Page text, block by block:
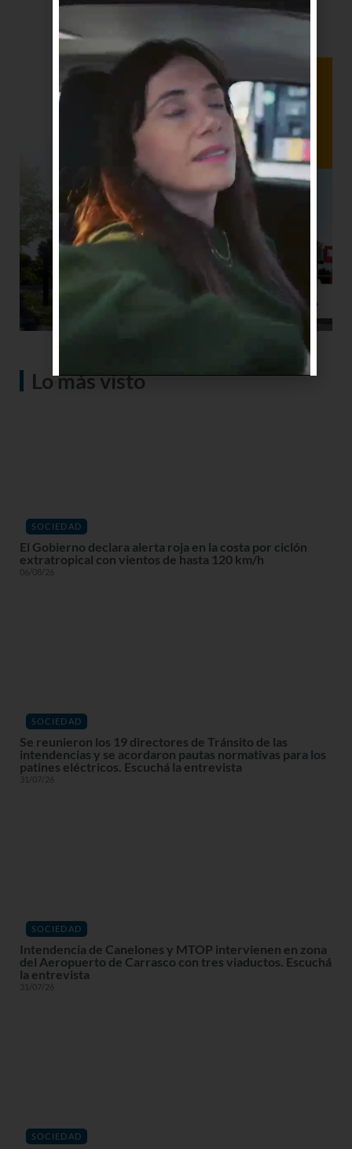
Lo más visto
SOCIEDAD
El Gobierno declara alerta roja en la costa por ciclón
extratropical con vientos de hasta 120 km/h
06/08/26
SOCIEDAD
Se reunieron los 19 directores de Tránsito de las
intendencias y se acordaron pautas normativas para los
patines eléctricos. Escuchá la entrevista
31/07/26
SOCIEDAD
Intendencia de Canelones y MTOP intervienen en zona
del Aeropuerto de Carrasco con tres viaductos. Escuchá
la entrevista
31/07/26
SOCIEDAD